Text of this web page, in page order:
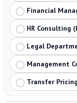
Financial
HR Consulting
Legal
Management
Transfer